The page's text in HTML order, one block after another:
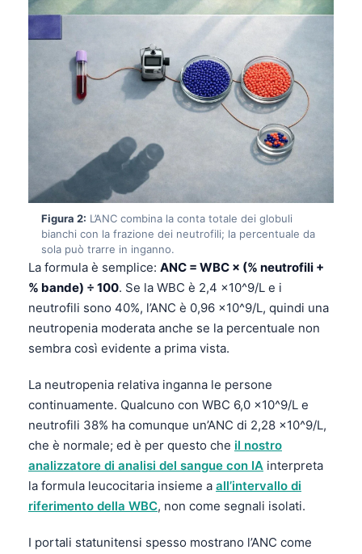
Figura 2: L’ANC combina la conta totale dei globuli
bianchi con la frazione dei neutrofili; la percentuale da
sola può trarre in inganno.
La formula è semplice: ANC = WBC × (% neutrofili +
% bande) ÷ 100. Se la WBC è 2,4 ×10^9/L e i
neutrofili sono 40%, l’ANC è 0,96 ×10^9/L, quindi una
neutropenia moderata anche se la percentuale non
sembra così evidente a prima vista.
La neutropenia relativa inganna le persone
continuamente. Qualcuno con WBC 6,0 ×10^9/L e
neutrofili 38% ha comunque un’ANC di 2,28 ×10^9/L,
che è normale; ed è per questo che il nostro
analizzatore di analisi del sangue con IA interpreta
la formula leucocitaria insieme a all’intervallo di
riferimento della WBC, non come segnali isolati.
I portali statunitensi spesso mostrano l’ANC come